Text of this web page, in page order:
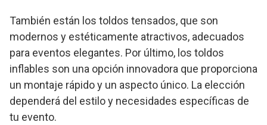
También están los toldos tensados, que son
modernos y estéticamente atractivos, adecuados
para eventos elegantes. Por último, los toldos
inflables son una opción innovadora que proporciona
un montaje rápido y un aspecto único. La elección
dependerá del estilo y necesidades específicas de
tu evento.